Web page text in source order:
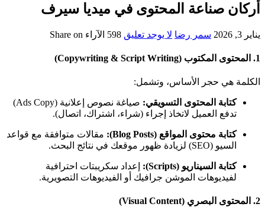
أركان صناعة المحتوى في ميديا سيرف
يناير 3, 2026 سمر رضا لا يوجد تعليق 598 الآراء Share on
1. المحتوى المكتوب (Copywriting & Script Writing)
الكلمة هي حجر الأساس، وتشمل:
كتابة المحتوى التسويقي:
صياغة نصوص إعلانية (Ads Copy)
تدفع العميل لاتخاذ إجراء (شراء، اشتراك، اتصال).
كتابة محتوى المواقع (Blog Posts):
مقالات متوافقة مع قواعد
السيو (SEO) لزيادة ظهور موقعك في نتائج البحث.
كتابة السيناريو (Scripts):
إعداد سكريبتات احترافية
لفيديوهات الموشن جرافيك أو الفيديوهات التصويرية.
2. المحتوى البصري (Visual Content)